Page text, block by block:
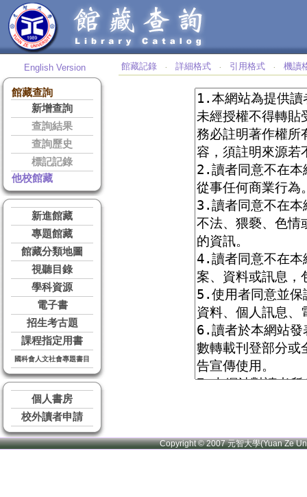
English Version
館藏查詢
新增查詢
查詢結果
查詢歷史
標記記錄
他校館藏
新進館藏
專題館藏
館藏分類地圖
視聽目錄
學科資源
電子書
招生考古題
課程指定用書
國科會人文社會專題書目
個人書房
校外讀者申請
館藏記錄 ‧ 詳細格式 ‧ 引用格式 ‧ 機讀
Copyright © 2007 元智大學(Yuan Ze